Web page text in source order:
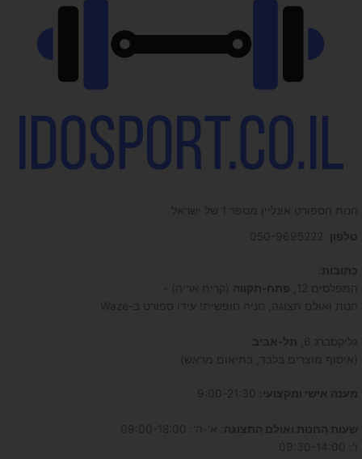
חנות הספורט אונליין מספר 1 של ישראל
טלפון
כתובות
המפלסים 12,
פתח-תקווה (קרית אריה) -
חנות ואולם תצוגה, חניה חופשית! עידו ספורט ב-Waze
גליקסברג 6,
תל-אביב
(איסוף מוצרים בלבד, בתיאום מראש)
מענה אישי ומקצועי
שעות החנות ואולם התצוגה : א'-ה': 09:00-18:00
ו': 09:30-14:00